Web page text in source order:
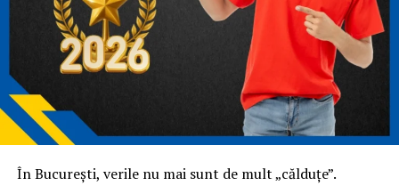
SEO te ajută să fii vizibil.
GEO te ajută să fii relevant în răspuns.
SEO poate funcționa și cu texte optimizate mai tehnic.
GEO cere mai multă claritate și logică în exprimare.
mai este suficient să „bifezi” criterii. Trebuie să explici
bine.
În București, verile nu mai sunt de mult „călduțe”.